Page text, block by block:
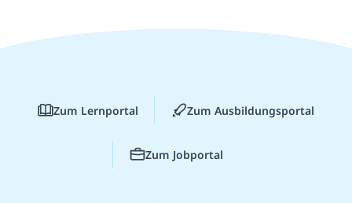
Zum Lernportal Zum Ausbildungsportal
Zum Jobportal